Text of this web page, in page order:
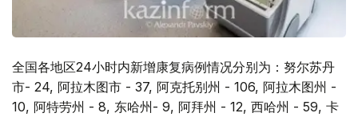
全国各地区24小时内新增康复病例情况分别为：努尔苏丹
市- 24, 阿拉木图市 - 37, 阿克托别州 - 106, 阿拉木图州 -
10, 阿特劳州 - 8, 东哈州- 9, 阿拜州 - 12, 西哈州 - 59, 卡